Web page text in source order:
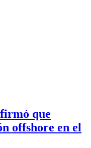
que
offshore en el